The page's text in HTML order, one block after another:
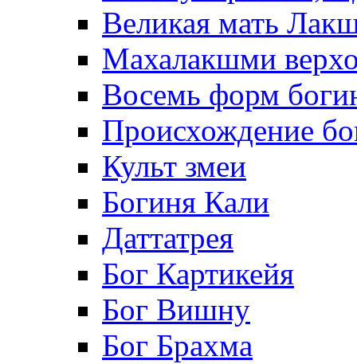
Великая мать
Махалакшми
Восемь форм
Происхождение
Культ змеи
Богиня Кали
Даттатрея
Бог Картикейя
Бог Вишну
Бог Брахма